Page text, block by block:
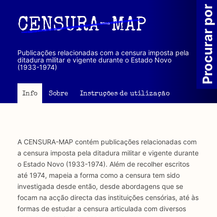
principal
CENSURA-MAP
Publicações relacionadas com a censura imposta pela
ditadura militar e vigente durante o Estado Novo
(1933-1974)
Info Sobre Instruções de utilização
A CENSURA-MAP contém publicações relacionadas com
a censura imposta pela ditadura militar e vigente durante
o Estado Novo (1933-1974). Além de recolher escritos
até 1974, mapeia a forma como a censura tem sido
investigada desde então, desde abordagens que se
focam na acção directa das instituições censórias, até às
formas de estudar a censura articulada com diversos
Procurar por